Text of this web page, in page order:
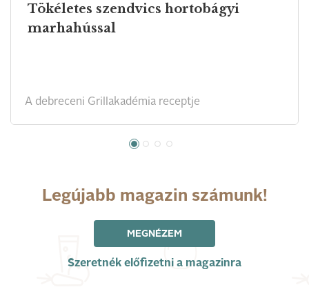
Tökéletes szendvics hortobágyi
marhahússal
A debreceni Grillakadémia receptje
Legújabb magazin számunk!
MEGNÉZEM
Szeretnék előfizetni a magazinra